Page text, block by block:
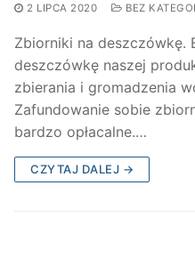
2 LIPCA 2020 BEZ
Zbiorniki na
deszczówkę naszej
zbierania i gromadzenia
Zafundowanie sobie
bardzo opłacalne.…
CZYTAJ DALEJ →